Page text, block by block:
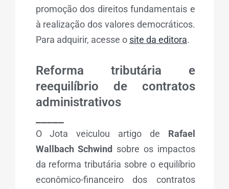
promoção dos direitos fundamentais e
à realização dos valores democráticos.
Para adquirir, acesse o site da editora.
Reforma tributária e
reequilíbrio de contratos
administrativos
O Jota veiculou artigo de Rafael
Wallbach Schwind sobre os impactos
da reforma tributária sobre o equilíbrio
econômico-financeiro dos contratos